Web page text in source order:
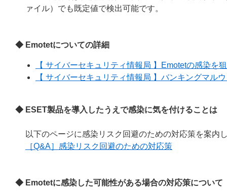
ァイル）でも既定値で検出可能です。
◆ Emotetについての詳細
【 サイバーセキュリティ情報局 】Emotetの感染を
【 サイバーセキュリティ情報局 】バンキングマル
◆ ESET製品を導入したうえで感染に気を付けることは
以下のページに感染リスク回避のための対応策を案内
［Q&A］感染リスク回避のための対応策
◆ Emotetに感染した可能性がある場合の対応策について